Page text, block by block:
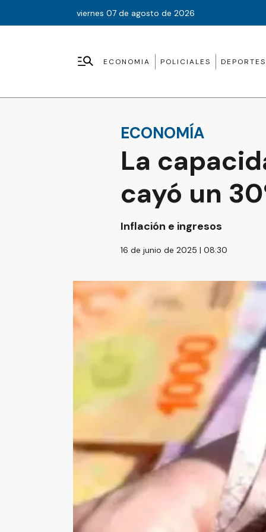
viernes 07 de agosto de 2026
ECONOMIA POLICIALES DEPORTES
ECONOMÍA
La
cayó un
Inflación e ingresos
16 de junio de 2025 | 08:30